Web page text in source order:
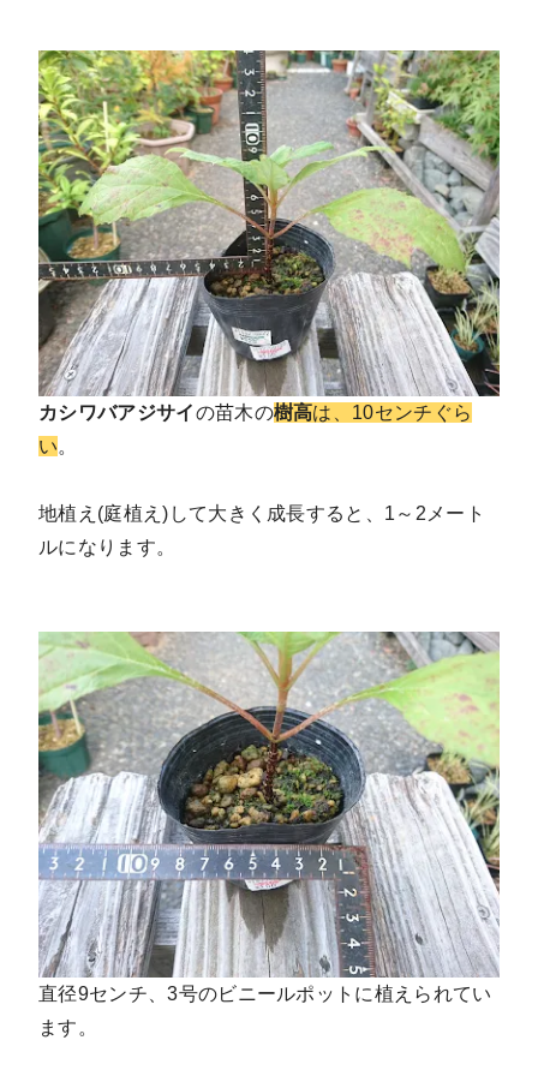
カシワバアジサイの苗木の樹高は、10センチぐら
い。
地植え(庭植え)して大きく成長すると、1～2メート
ルになります。
直径9センチ、3号のビニールポットに植えられてい
ます。